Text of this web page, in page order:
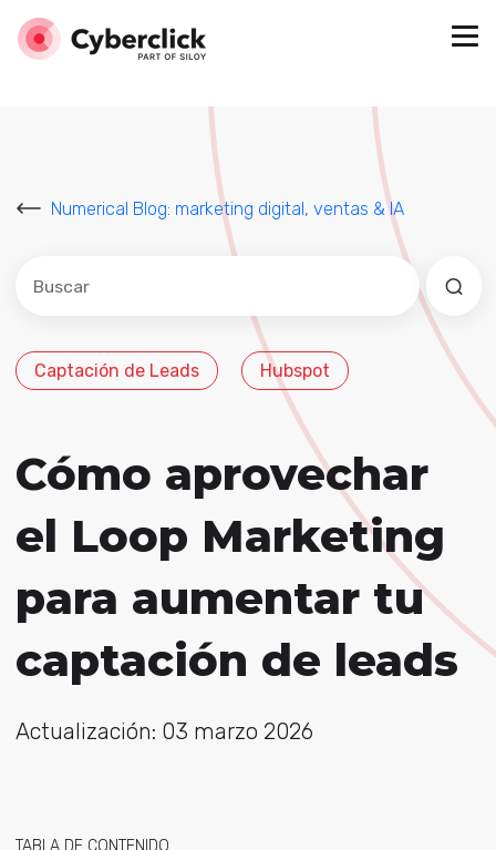
Numerical Blog: marketing digital, ventas & IA
Este es un campo de búsqueda con una función de
No hay sugerencias porque el campo de
Captación de Leads Hubspot
Cómo aprovechar
el Loop Marketing
para aumentar tu
captación de leads
Actualización: 03 marzo 2026
TABLA DE CONTENIDO